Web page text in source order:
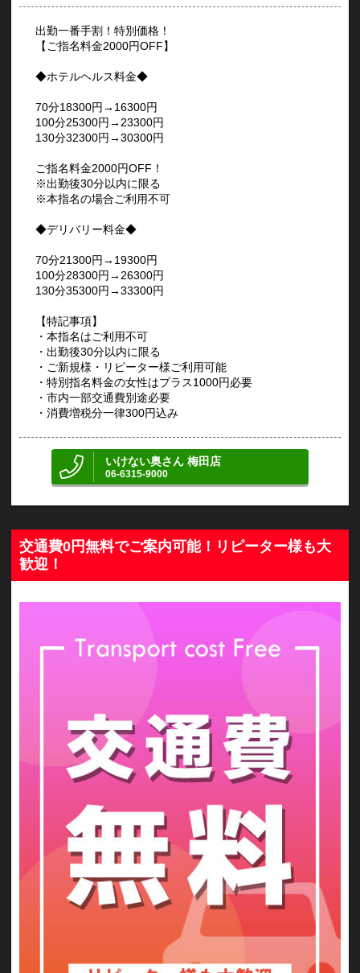
出勤一番手割！特別価格！
【ご指名料金2000円OFF】
◆ホテルヘルス料金◆
70分18300円→16300円
100分25300円→23300円
130分32300円→30300円
ご指名料金2000円OFF！
※出勤後30分以内に限る
※本指名の場合ご利用不可
◆デリバリー料金◆
70分21300円→19300円
100分28300円→26300円
130分35300円→33300円
【特記事項】
・本指名はご利用不可
・出勤後30分以内に限る
・ご新規様・リピーター様ご利用可能
・特別指名料金の女性はプラス1000円必要
・市内一部交通費別途必要
・消費増税分一律300円込み
いけない奥さん 梅田店
06-6315-9000
交通費0円無料でご案内可能！リピーター様も大
歓迎！